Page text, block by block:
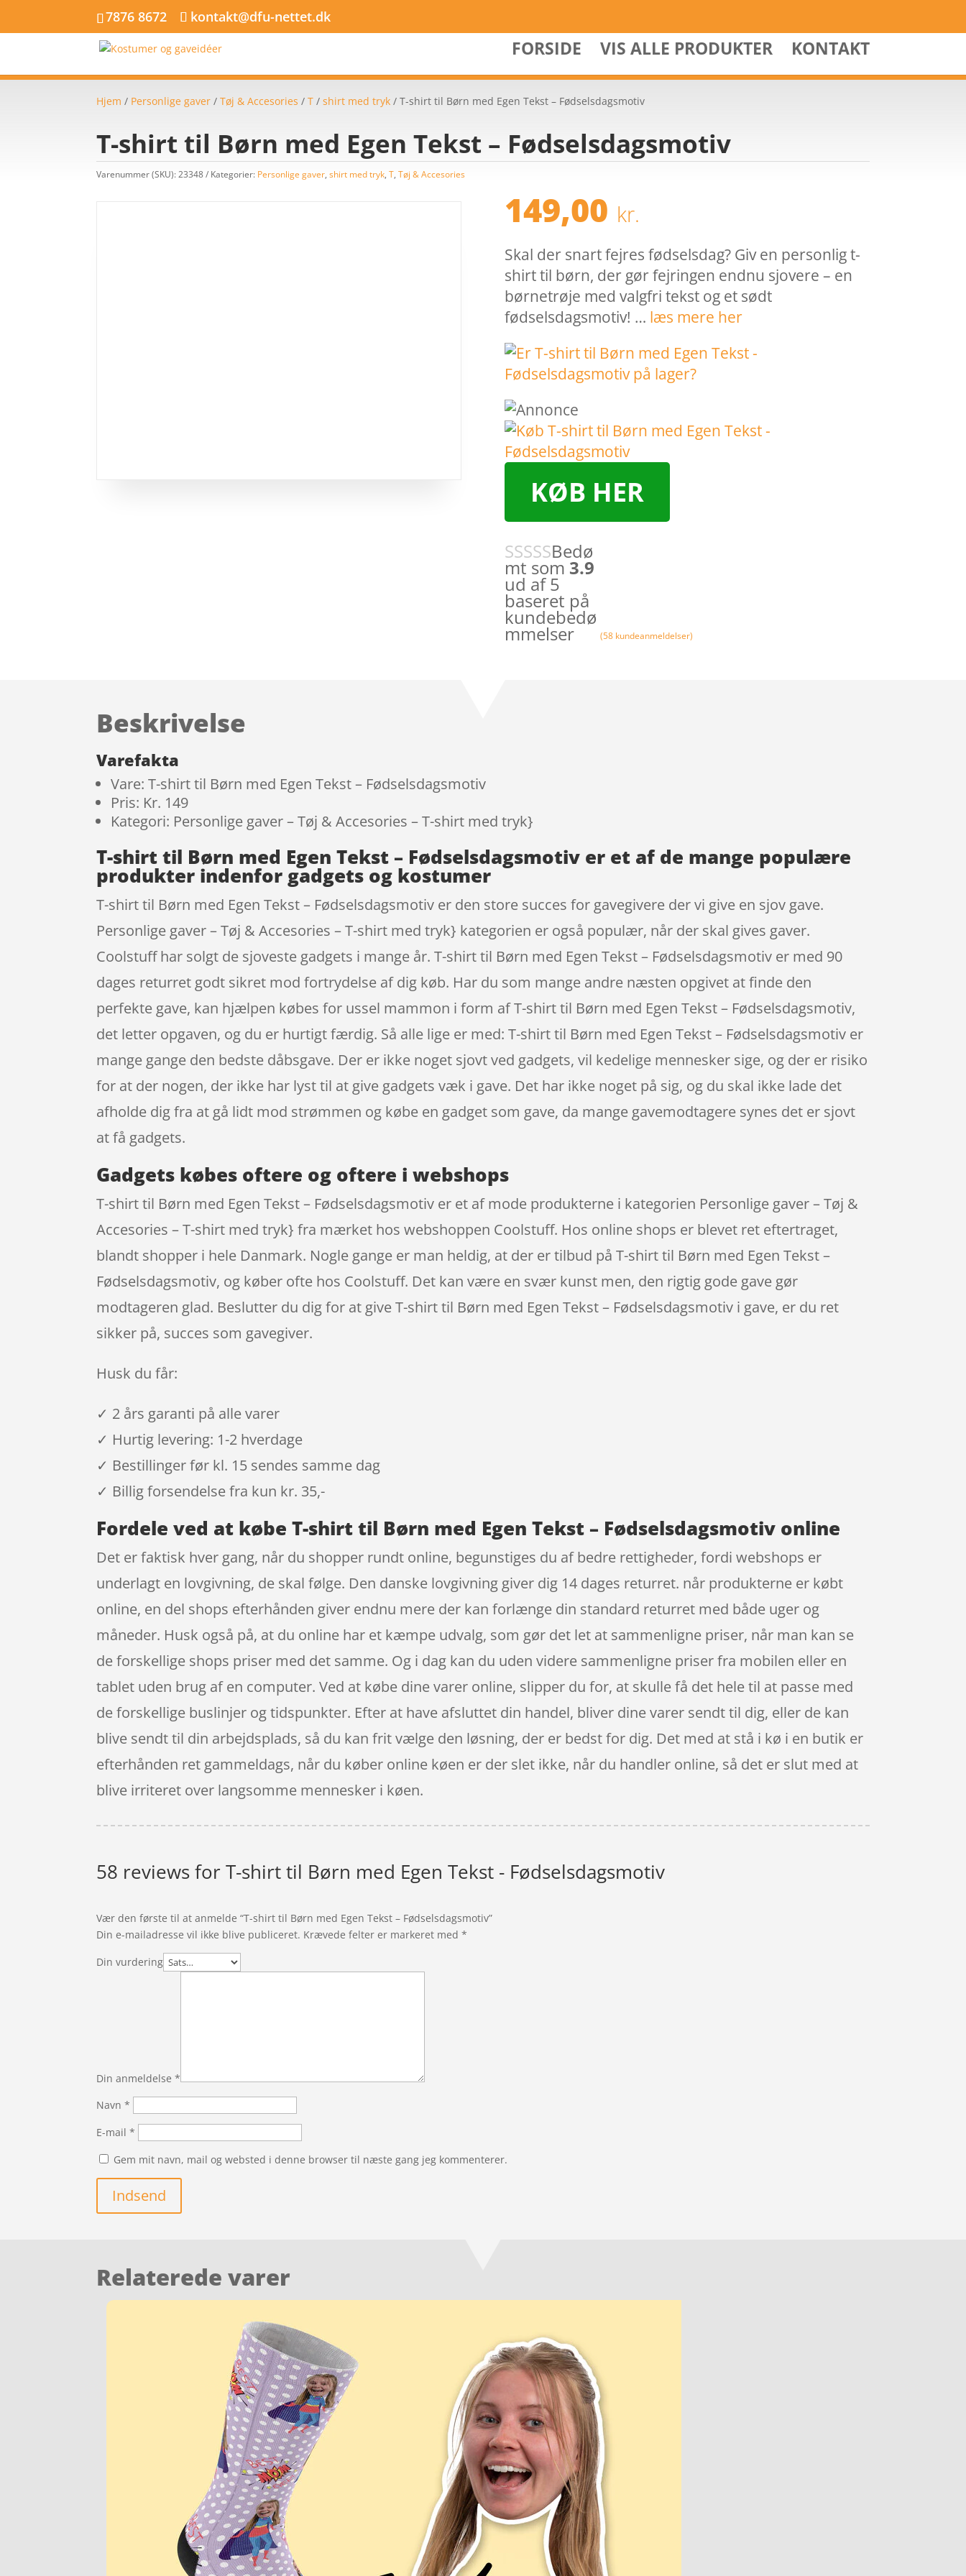
7876 8672 kontakt@dfu-nettet.dk
FORSIDE VIS ALLE PRODUKTER KONTAKT
Hjem / Personlige gaver /Tøj & Accesories /T /shirt med tryk / T-shirt til Børn med Egen Tekst – Fødselsdagsmotiv
T-shirt til Børn med Egen Tekst – Fødselsdagsmotiv
Varenummer (SKU):23348 Kategorier: Personlige gaver,shirt med tryk,T,Tøj & Accesories
149,00 kr.
Skal der snart fejres fødselsdag? Giv en personlig t-
shirt til børn, der gør fejringen endnu sjovere – en
børnetrøje med valgfri tekst og et sødt
fødselsdagsmotiv! … læs mere her
KØB HER
Bedø
mt som 3.9
ud af 5
baseret på
kundebedø
mmelser (58 kundeanmeldelser)
Beskrivelse
Varefakta
Vare: T-shirt til Børn med Egen Tekst – Fødselsdagsmotiv
Pris: Kr. 149
Kategori: Personlige gaver – Tøj & Accesories – T-shirt med tryk}
T-shirt til Børn med Egen Tekst – Fødselsdagsmotiv er et af de mange populære
produkter indenfor gadgets og kostumer
T-shirt til Børn med Egen Tekst – Fødselsdagsmotiv er den store succes for gavegivere der vi give en sjov gave.
Personlige gaver – Tøj & Accesories – T-shirt med tryk} kategorien er også populær, når der skal gives gaver.
Coolstuff har solgt de sjoveste gadgets i mange år. T-shirt til Børn med Egen Tekst – Fødselsdagsmotiv er med 90
dages returret godt sikret mod fortrydelse af dig køb. Har du som mange andre næsten opgivet at finde den
perfekte gave, kan hjælpen købes for ussel mammon i form af T-shirt til Børn med Egen Tekst – Fødselsdagsmotiv,
det letter opgaven, og du er hurtigt færdig. Så alle lige er med: T-shirt til Børn med Egen Tekst – Fødselsdagsmotiv er
mange gange den bedste dåbsgave. Der er ikke noget sjovt ved gadgets, vil kedelige mennesker sige, og der er risiko
for at der nogen, der ikke har lyst til at give gadgets væk i gave. Det har ikke noget på sig, og du skal ikke lade det
afholde dig fra at gå lidt mod strømmen og købe en gadget som gave, da mange gavemodtagere synes det er sjovt
at få gadgets.
Gadgets købes oftere og oftere i webshops
T-shirt til Børn med Egen Tekst – Fødselsdagsmotiv er et af mode produkterne i kategorien Personlige gaver – Tøj &
Accesories – T-shirt med tryk} fra mærket hos webshoppen Coolstuff. Hos online shops er blevet ret eftertraget,
blandt shopper i hele Danmark. Nogle gange er man heldig, at der er tilbud på T-shirt til Børn med Egen Tekst –
Fødselsdagsmotiv, og køber ofte hos Coolstuff. Det kan være en svær kunst men, den rigtig gode gave gør
modtageren glad. Beslutter du dig for at give T-shirt til Børn med Egen Tekst – Fødselsdagsmotiv i gave, er du ret
sikker på, succes som gavegiver.
Husk du får:
✓ 2 års garanti på alle varer
✓ Hurtig levering: 1-2 hverdage
✓ Bestillinger før kl. 15 sendes samme dag
✓ Billig forsendelse fra kun kr. 35,-
Fordele ved at købe T-shirt til Børn med Egen Tekst – Fødselsdagsmotiv online
Det er faktisk hver gang, når du shopper rundt online, begunstiges du af bedre rettigheder, fordi webshops er
underlagt en lovgivning, de skal følge. Den danske lovgivning giver dig 14 dages returret. når produkterne er købt
online, en del shops efterhånden giver endnu mere der kan forlænge din standard returret med både uger og
måneder. Husk også på, at du online har et kæmpe udvalg, som gør det let at sammenligne priser, når man kan se
de forskellige shops priser med det samme. Og i dag kan du uden videre sammenligne priser fra mobilen eller en
tablet uden brug af en computer. Ved at købe dine varer online, slipper du for, at skulle få det hele til at passe med
de forskellige buslinjer og tidspunkter. Efter at have afsluttet din handel, bliver dine varer sendt til dig, eller de kan
blive sendt til din arbejdsplads, så du kan frit vælge den løsning, der er bedst for dig. Det med at stå i kø i en butik er
efterhånden ret gammeldags, når du køber online køen er der slet ikke, når du handler online, så det er slut med at
blive irriteret over langsomme mennesker i køen.
58 reviews forT-shirt til Børn med Egen Tekst - Fødselsdagsmotiv
Vær den første til at anmelde “T-shirt til Børn med Egen Tekst – Fødselsdagsmotiv”
Din e-mailadresse vil ikke blive publiceret. Krævede felter er markeret med*
Din vurdering
Din anmeldelse*
Navn*
E-mail*
Gem mit navn, mail og websted i denne browser til næste gang jeg kommenterer.
Indsend
Relaterede varer